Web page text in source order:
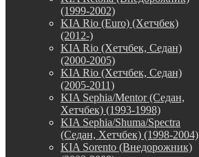
(1999-2002)
KIA Rio (Euro) (Хетчбек)
(2012-)
KIA Rio (Хетчбек, Седан)
(2000-2005)
KIA Rio (Хетчбек, Седан)
(2005-2011)
KIA Sephia/Mentor (Седан,
Хетчбек) (1993-1998)
KIA Sephia/Shuma/Spectra
(Седан, Хетчбек) (1998-2004)
KIA Sorento (Внедорожник)